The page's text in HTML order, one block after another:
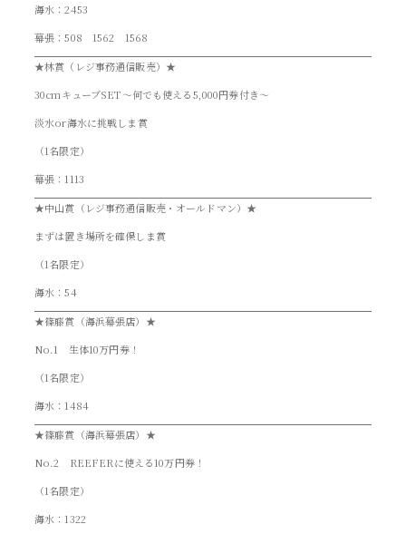
海水：2453
幕張：508 1562 1568
★林賞（レジ事務通信販売）★
30cmキューブSET～何でも使える5,000円券付き～
淡水or海水に挑戦しま賞
（1名限定）
幕張：1113
★中山賞（レジ事務通信販売・オールドマン）★
まずは置き場所を確保しま賞
（1名限定）
海水：54
★篠藤賞（海浜幕張店）★
No.1 生体10万円券！
（1名限定）
海水：1484
★篠藤賞（海浜幕張店）★
No.2 REEFERに使える10万円券！
（1名限定）
海水：1322